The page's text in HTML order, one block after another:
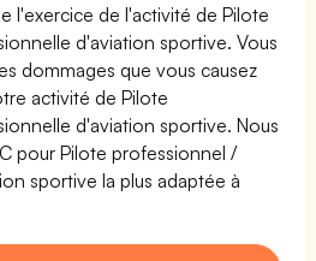
l'exercice de l'activité de Pilote
d'aviation sportive. Vous
dommages que vous causez
activité de Pilote
d'aviation sportive. Nous
pour Pilote professionnel /
sportive la plus adaptée à